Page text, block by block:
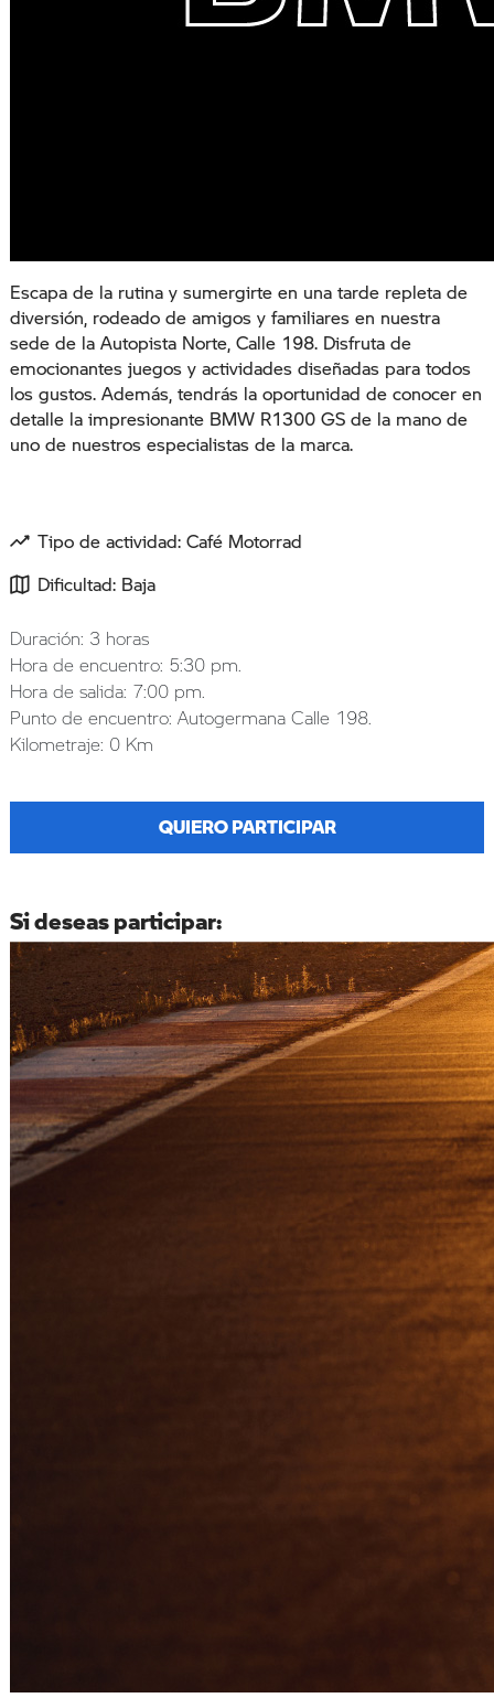
Escapa de la rutina y sumergirte en una tarde repleta de
diversión, rodeado de amigos y familiares en nuestra
sede de la Autopista Norte, Calle 198. Disfruta de
emocionantes juegos y actividades diseñadas para todos
los gustos. Además, tendrás la oportunidad de conocer en
detalle la impresionante BMW R1300 GS de la mano de
uno de nuestros especialistas de la marca.
Tipo de actividad: Café Motorrad
Dificultad: Baja
Duración: 3 horas
Hora de encuentro: 5:30 pm.
Hora de salida: 7:00 pm.
Punto de encuentro: Autogermana Calle 198.
Kilometraje: 0 Km
QUIERO PARTICIPAR
Si deseas participar: